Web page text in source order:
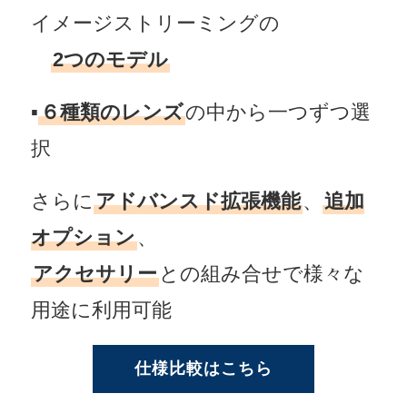
イメージストリーミングの
白2つのモデル
▪６種類のレンズの中から一つずつ選
択
さらにアドバンスド拡張機能、追加
オプション、
アクセサリーとの組み合せで様々な
用途に利用可能
仕様比較はこちら